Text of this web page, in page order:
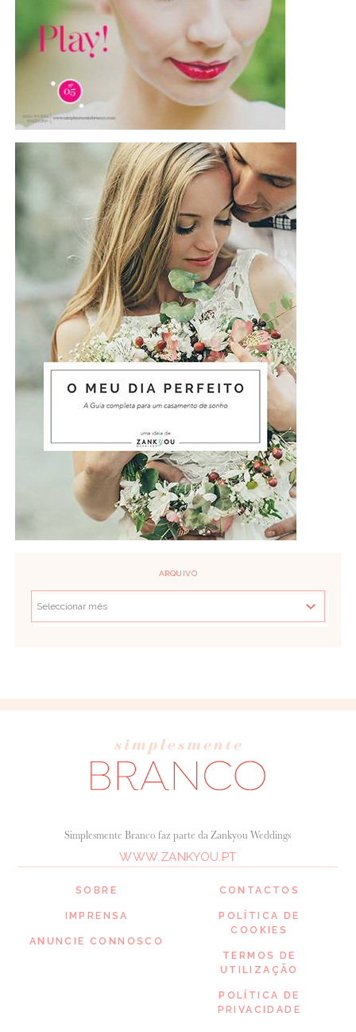
ARQUIVO
SOBRE
IMPRENSA
ANUNCIE CONNOSCO
Simplesmente Branco faz parte da Zankyou Weddings
WWW.ZANKYOU.PT
CONTACTOS
POLÍTICA DE
COOKIES
TERMOS DE
UTILIZAÇÃO
POLÍTICA DE
PRIVACIDADE